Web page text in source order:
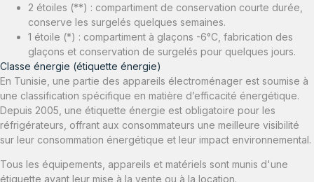
2 étoiles (**) : compartiment de conservation courte durée,
conserve les surgelés quelques semaines.
1 étoile (*) : compartiment à glaçons -6°C, fabrication des
glaçons et conservation de surgelés pour quelques jours.
Classe énergie (étiquette énergie)
En Tunisie, une partie des appareils électroménager est soumise à
une classification spécifique en matière d’efficacité énergétique.
Depuis 2005, une étiquette énergie est obligatoire pour les
réfrigérateurs, offrant aux consommateurs une meilleure visibilité
sur leur consommation énergétique et leur impact environnemental.
Tous les équipements, appareils et matériels sont munis d'une
étiquette avant leur mise à la vente ou à la location.